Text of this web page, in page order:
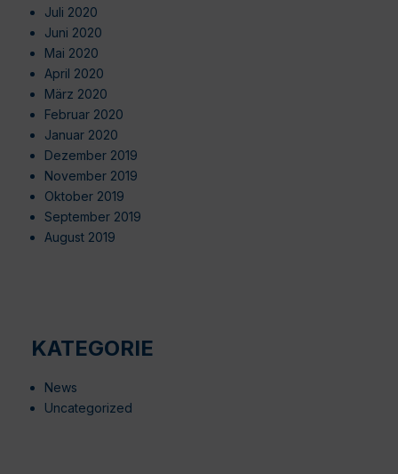
Juli 2020
Juni 2020
Mai 2020
April 2020
März 2020
Februar 2020
Januar 2020
Dezember 2019
November 2019
Oktober 2019
September 2019
August 2019
KATEGORIE
News
Uncategorized